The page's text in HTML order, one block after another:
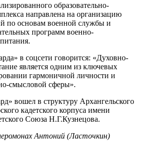
образовательно-
направлена на организацию
по основам военной службы и
программ военно-
в соцсети говорится: «Духовно-
является одним из ключевых
гармоничной личности и
смысловой сферы».
вошел в структуру Архангельского
кадетского корпуса имени
Союза Н.Г.Кузнецова.
Антоний (Ласточкин)